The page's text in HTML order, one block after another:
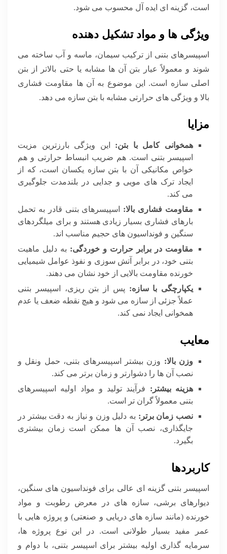
است، گزینه ای ایده آل محسوب می شود.
ویژگی ها و مواد تشکیل دهنده
اسپیسرهای بتنی از ترکیب سیمان، ماسه و آب ساخته می
شوند و معمولاً عیار بتن آن ها مشابه یا حتی بالاتر از بتن
اصلی سازه است. این موضوع به آن ها مقاومت فشاری
بالا و ویژگی های حرارتی مشابه با بتن سازه می دهد.
مزایا
همخوانی کامل با بتن:
این ویژگی بارزترین مزیت
اسپیسر بتنی است. هم ضریب انبساط حرارتی و هم
خواص مکانیکی آن با بتن سازه یکسان است، که از
ایجاد ترک های مویی و جدایی در بلندمدت جلوگیری
می کند.
مقاومت فشاری بالا:
اسپیسرهای بتنی قادر به تحمل
بارهای فشاری بسیار زیادی هستند و برای میلگردهای
سنگین و فونداسیون های حجیم مناسب اند.
مقاومت در برابر حرارت و خوردگی: به دلیل ماهیت
بتنی خود، در برابر آتش سوزی و نفوذ عوامل شیمیایی
خورنده مقاومت بالایی از خود نشان می دهند.
یکپارچگی با سازه: پس از بتن ریزی، اسپیسر بتنی
عملاً جزئی از سازه می شود و هیچ نقطه ضعف یا عدم
همخوانی ایجاد نمی کند.
معایب
وزن بالا: وزن بیشتر اسپیسرهای بتنی، حمل ونقل و
نصب آن ها را دشوارتر و زمان برتر می کند.
هزینه بیشتر: فرآیند تولید و مواد اولیه اسپیسرهای
بتنی معمولاً گران تر است.
نصب زمان برتر: به دلیل وزن و نیاز به دقت بیشتر در
جایگذاری، نصب آن ها ممکن است زمان بیشتری
بگیرد.
کاربردها
اسپیسر بتنی گزینه ای عالی برای فونداسیون های سنگین،
دیوارهای برشی، سازه های در معرض رطوبت و مواد
خورنده (مانند سازه های دریایی و صنعتی) و پروژه هایی با
عمر مفید بسیار طولانی است. در این نوع پروژه ها،
سرمایه گذاری اولیه بیشتر برای اسپیسر بتنی، با دوام و